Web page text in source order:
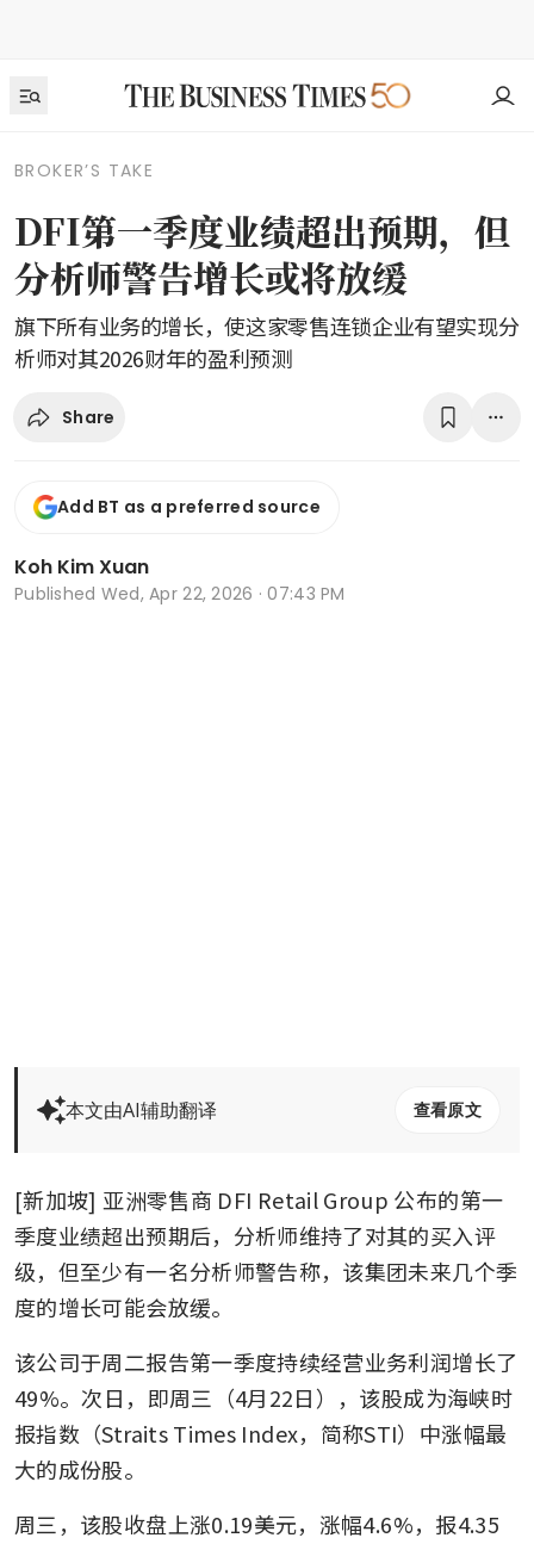
BROKER’S TAKE
DFI第一季度业绩超出预期，但
分析师警告增长或将放缓
旗下所有业务的增长，使这家零售连锁企业有望实现分
析师对其2026财年的盈利预测
Share
Add BT as a preferred source
Koh Kim Xuan
Published Wed, Apr 22, 2026 · 07:43 PM
本文由AI辅助翻译 查看原文
[新加坡] 亚洲零售商 DFI Retail Group 公布的第一
季度业绩超出预期后，分析师维持了对其的买入评
级，但至少有一名分析师警告称，该集团未来几个季
度的增长可能会放缓。
该公司于周二报告第一季度持续经营业务利润增长了
49%。次日，即周三（4月22日），该股成为海峡时
报指数（Straits Times Index，简称STI）中涨幅最
大的成份股。
周三，该股收盘上涨0.19美元，涨幅4.6%，报4.35